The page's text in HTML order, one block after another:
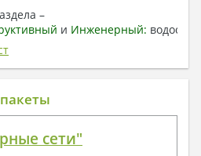
–
и Инженерный:
за дополнительную
записка.
осей
сети"